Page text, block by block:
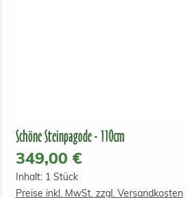
Schöne Steinpagode - 110cm
Regulärer Preis:
349,00 €
Inhalt: 1 Stück
Preise inkl. MwSt. zzgl. Versandkosten